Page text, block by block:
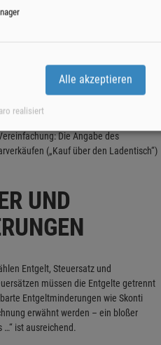
liegt in einer unzureichenden
ermöglicht.
Die Angabe des
(„Kauf über den Ladentisch“)
UND
Entgelt, Steuersatz und
müssen die Entgelte getrennt
Entgeltminderungen wie Skonti
erwähnt werden – ein bloßer
…“ ist ausreichend.
Alle akzeptieren
realisiert